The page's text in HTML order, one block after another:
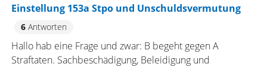
Einstellung 153a Stpo und Unschuldsvermutung
6Antworten
Hallo hab eine Frage und zwar: B begeht gegen A
Straftaten. Sachbeschädigung, Beleidigung und